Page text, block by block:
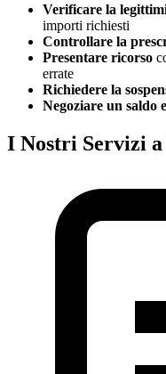
Verificare la
importi richiesti
Controllare la
Presentare ricorso
errate
Richiedere la
Negoziare un saldo
I Nostri Servizi